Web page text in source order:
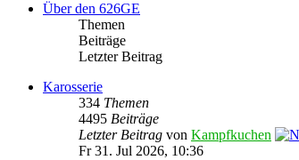
Über den 626GE
Themen
Beiträge
Letzter Beitrag
Karosserie
334 Themen
4495 Beiträge
Letzter Beitrag von Kampfkuchen
Fr 31. Jul 2026, 10:36